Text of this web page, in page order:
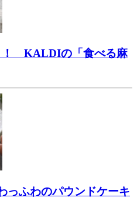
！ KALDIの「食べる麻
ふわのパウンドケーキ